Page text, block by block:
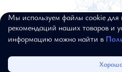
© 2017–2026, ALEXANDER BOGDANOV.
ВСЕ ПРАВА ЗАЩИЩЕНЫ
Избранное
Мы используем файлы cookie для
рекомендаций наших товаров и
информацию можно найти в